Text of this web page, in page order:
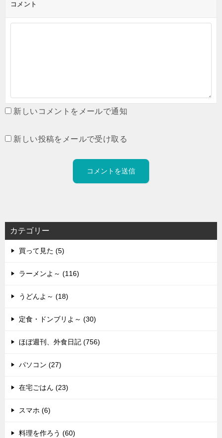
コメント
新しいコメントをメールで通知
新しい投稿をメールで受け取る
カテゴリー
買って見た (5)
ラーメンよ～ (116)
うどんよ～ (18)
定食・ドンブリよ～ (30)
ほぼ週刊、外食日記 (756)
パソコン (27)
在宅ごはん (23)
スマホ (6)
料理を作ろう (60)